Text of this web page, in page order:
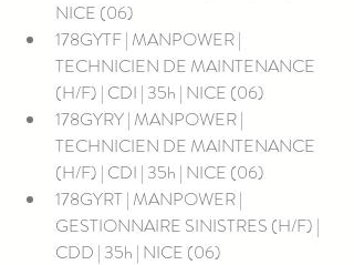
NICE (06)
178GYTF | MANPOWER |
TECHNICIEN DE MAINTENANCE
(H/F) | CDI | 35h | NICE (06)
178GYRY | MANPOWER |
TECHNICIEN DE MAINTENANCE
(H/F) | CDI | 35h | NICE (06)
178GYRT | MANPOWER |
GESTIONNAIRE SINISTRES (H/F) |
CDD | 35h | NICE (06)